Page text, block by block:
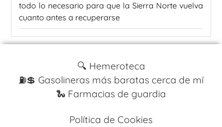
todo lo necesario para que la Sierra Norte vuelva
cuanto antes a recuperarse
🔍 Hemeroteca
⛽️💲 Gasolineras más baratas cerca de mí
🐍 Farmacias de guardia
Política de Cookies